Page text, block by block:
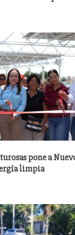
pone a
limpia